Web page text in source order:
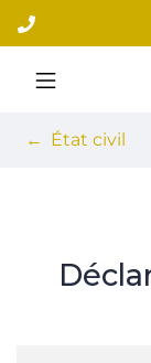
Aller
au
contenu
État civil